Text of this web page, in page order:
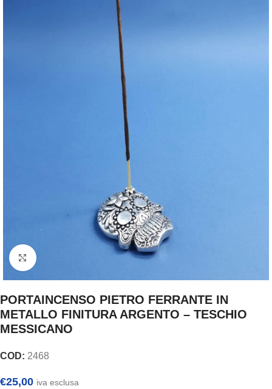
Clicca per ingrandire
PORTAINCENSO PIETRO FERRANTE IN
METALLO FINITURA ARGENTO – TESCHIO
MESSICANO
COD: 2468
€25,00 iva esclusa